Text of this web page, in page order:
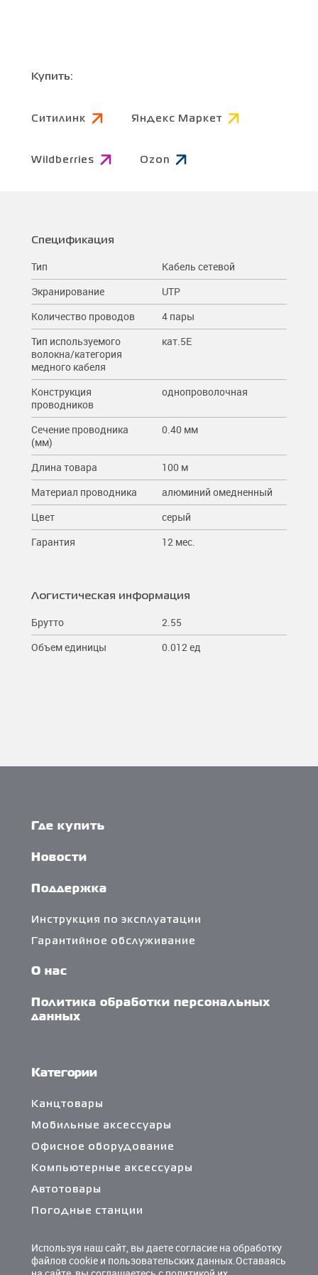
Купить:
Ситилинк Яндекс Маркет
Wildberries Ozon
Спецификация
Тип
Кабель сетевой
Экранирование
UTP
Количество проводов
4 пары
Тип используемого
волокна/категория
медного кабеля
кат.5E
Конструкция
проводников
однопроволочная
Сечение проводника
(мм)
0.40 мм
Длина товара
100 м
Материал проводника
алюминий омедненный
Цвет
серый
Гарантия
12 мес.
Логистическая информация
Брутто
2.55
Объем единицы
0.012 ед
Где купить
Новости
Поддержка
Инструкция по эксплуатации
Гарантийное обслуживание
О нас
Политика обработки персональных
данных
Категории
Канцтовары
Мобильные аксессуары
Офисное оборудование
Компьютерные аксессуары
Автотовары
Погодные станции
Кабели и переходники
Используя наш сайт, вы даете согласие на обработку
файлов cookie и пользовательских данных.Оставаясь